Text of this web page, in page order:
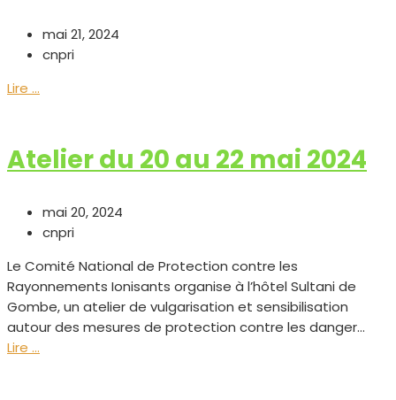
mai 21, 2024
cnpri
Lire ...
Atelier du 20 au 22 mai 2024
mai 20, 2024
cnpri
Le Comité National de Protection contre les
Rayonnements Ionisants organise à l’hôtel Sultani de
Gombe, un atelier de vulgarisation et sensibilisation
autour des mesures de protection contre les danger...
Lire ...